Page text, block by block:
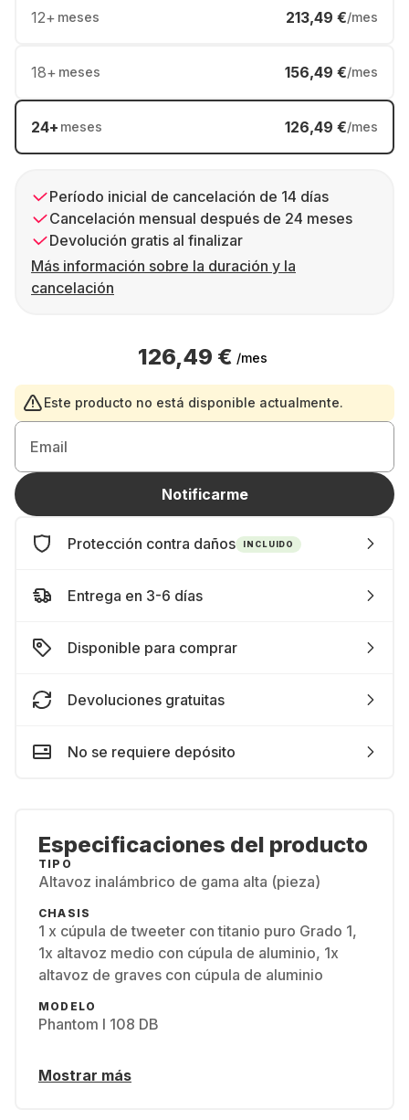
12+ meses 213,49 €/mes
18+ meses 156,49 €/mes
24+ meses 126,49 €/mes
Período inicial de cancelación de 14 días
Cancelación mensual después de 24 meses
Devolución gratis al finalizar
Más información sobre la duración y la
cancelación
126,49 € /mes
Este producto no está disponible actualmente.
Email
Notificarme
Protección contra daños INCLUIDO
Entrega en 3-6 días
Disponible para comprar
Devoluciones gratuitas
No se requiere depósito
Especificaciones del producto
TIPO
Altavoz inalámbrico de gama alta (pieza)
CHASIS
1 x cúpula de tweeter con titanio puro Grado 1,
1x altavoz medio con cúpula de aluminio, 1x
altavoz de graves con cúpula de aluminio
MODELO
Phantom I 108 DB
Mostrar más